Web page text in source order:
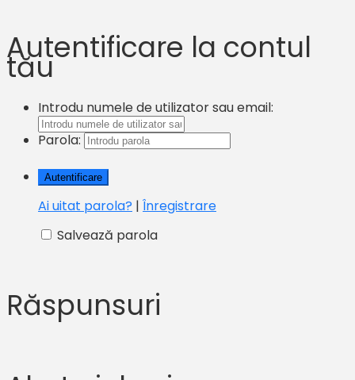
Autentificare la contul
tău
Introdu numele de utilizator sau email:
Parola:
Ai uitat parola? | Înregistrare
Salvează parola
Răspunsuri